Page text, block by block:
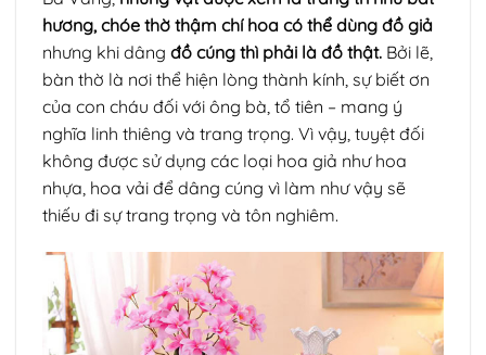
hương, chóe thờ thậm chí hoa có thể dùng đồ giả
nhưng khi dâng đồ cúng thì phải là đồ thật. Bởi lẽ,
bàn thờ là nơi thể hiện lòng thành kính, sự biết ơn
của con cháu đối với ông bà, tổ tiên – mang ý
nghĩa linh thiêng và trang trọng. Vì vậy, tuyệt đối
không được sử dụng các loại hoa giả như hoa
nhựa, hoa vải để dâng cúng vì làm như vậy sẽ
thiếu đi sự trang trọng và tôn nghiêm.